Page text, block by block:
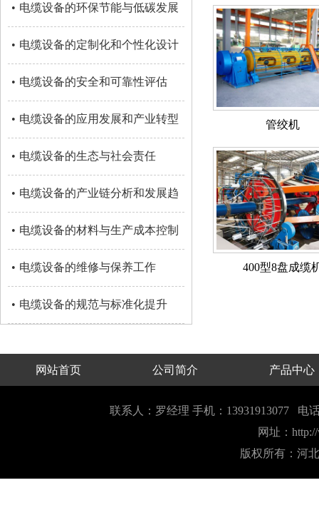
• 电缆设备的环保节能与低碳发展
• 电缆设备的定制化和个性化设计
• 电缆设备的安全和可靠性评估
• 电缆设备的应用发展和产业转型
• 电缆设备的生态与社会责任
• 电缆设备的产业链分析和发展趋
• 电缆设备的材料与生产成本控制
• 电缆设备的维修与保养工作
• 电缆设备的规范与标准化提升
管绞机
400型8盘成缆
网站首页 公司简介 产品中心
联系人：罗经理 手机：13931913077 电
网址：
版权所有：河